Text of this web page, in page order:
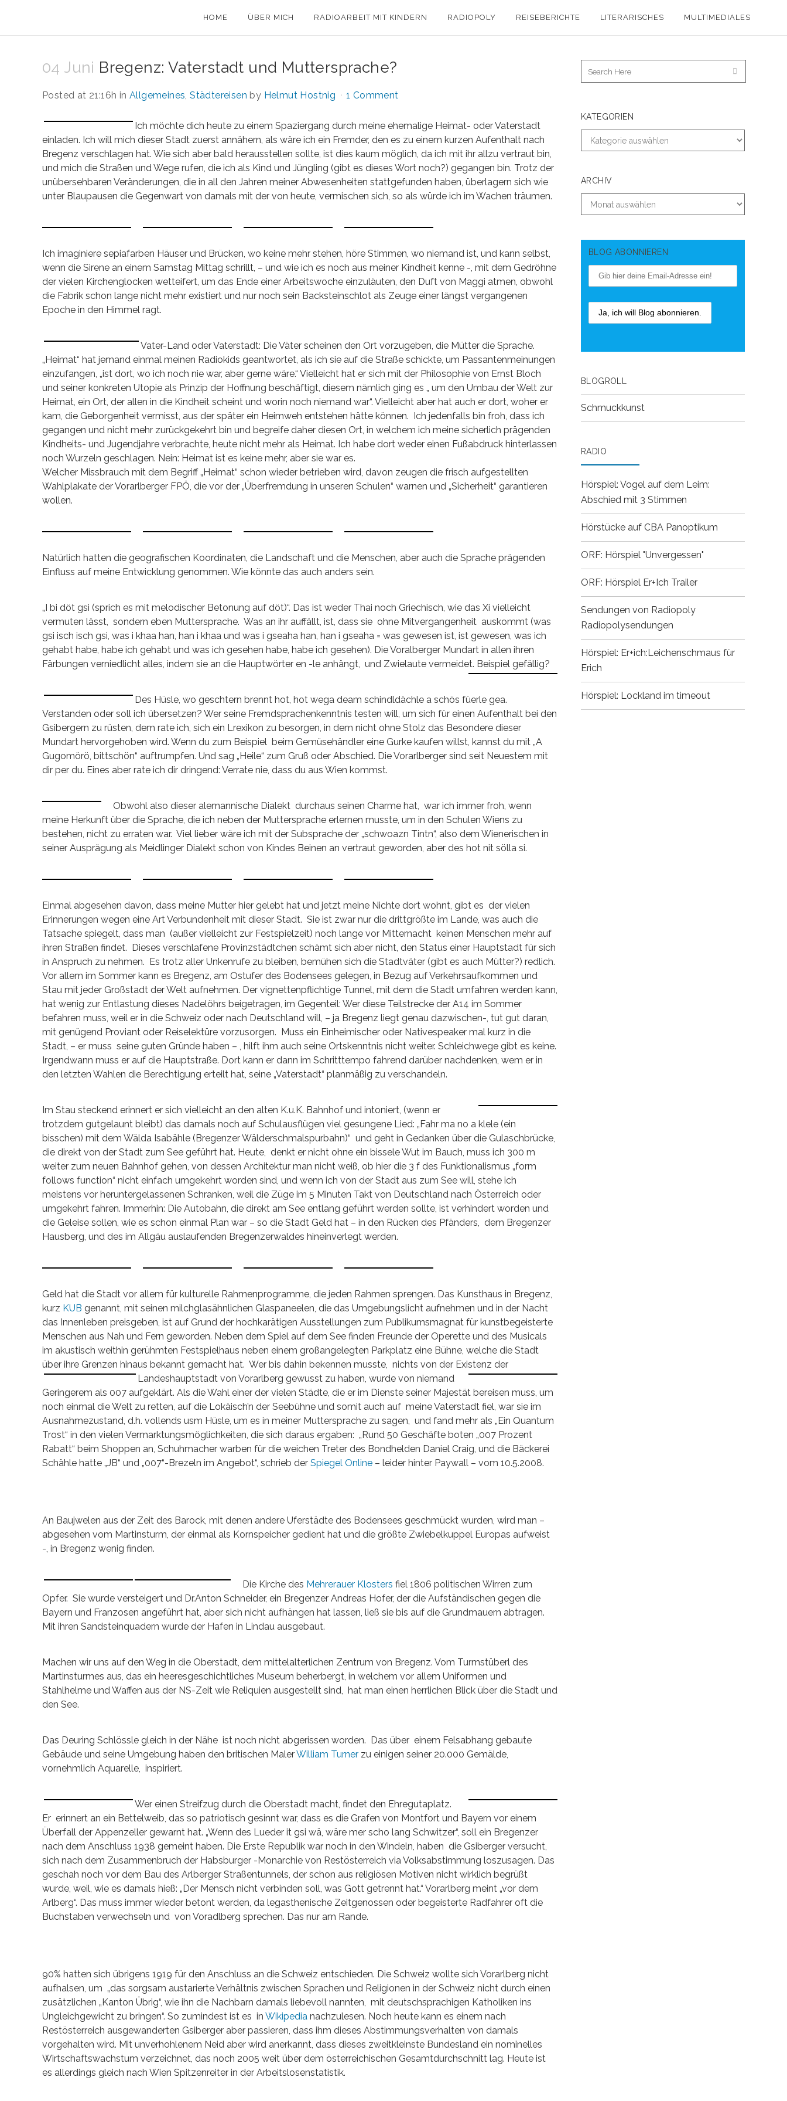
HOME ÜBER MICH RADIOARBEIT MIT KINDERN RADIOPOLY REISEBERICHTE LITERARISCHES MULTIMEDIALES
04 Juni Bregenz: Vaterstadt und Muttersprache?
Posted at 21:16h inAllgemeines,Städtereisen by Helmut Hostnig 1 Comment
Ich möchte dich heute zu einem Spaziergang durch meine ehemalige Heimat- oder Vaterstadt
einladen. Ich will mich dieser Stadt zuerst annähern, als wäre ich ein Fremder, den es zu einem kurzen Aufenthalt nach
Bregenz verschlagen hat. Wie sich aber bald herausstellen sollte, ist dies kaum möglich, da ich mit ihr allzu vertraut bin,
und mich die Straßen und Wege rufen, die ich als Kind und Jüngling (gibt es dieses Wort noch?) gegangen bin. Trotz der
unübersehbaren Veränderungen, die in all den Jahren meiner Abwesenheiten stattgefunden haben, überlagern sich wie
unter Blaupausen die Gegenwart von damals mit der von heute, vermischen sich, so als würde ich im Wachen träumen.
Ich imaginiere sepiafarben Häuser und Brücken, wo keine mehr stehen, höre Stimmen, wo niemand ist, und kann selbst,
wenn die Sirene an einem Samstag Mittag schrillt, – und wie ich es noch aus meiner Kindheit kenne -, mit dem Gedröhne
der vielen Kirchenglocken wetteifert, um das Ende einer Arbeitswoche einzuläuten, den Duft von Maggi atmen, obwohl
die Fabrik schon lange nicht mehr existiert und nur noch sein Backsteinschlot als Zeuge einer längst vergangenen
Epoche in den Himmel ragt.
Vater-Land oder Vaterstadt: Die Väter scheinen den Ort vorzugeben, die Mütter die Sprache.
„Heimat“ hat jemand einmal meinen Radiokids geantwortet, als ich sie auf die Straße schickte, um Passantenmeinungen
einzufangen, „ist dort, wo ich noch nie war, aber gerne wäre.“ Vielleicht hat er sich mit der Philosophie von Ernst Bloch
und seiner konkreten Utopie als Prinzip der Hoffnung beschäftigt, diesem nämlich ging es „ um den Umbau der Welt zur
Heimat, ein Ort, der allen in die Kindheit scheint und worin noch niemand war“. Vielleicht aber hat auch er dort, woher er
kam, die Geborgenheit vermisst, aus der später ein Heimweh entstehen hätte können. Ich jedenfalls bin froh, dass ich
gegangen und nicht mehr zurückgekehrt bin und begreife daher diesen Ort, in welchem ich meine sicherlich prägenden
Kindheits- und Jugendjahre verbrachte, heute nicht mehr als Heimat. Ich habe dort weder einen Fußabdruck hinterlassen
noch Wurzeln geschlagen. Nein: Heimat ist es keine mehr, aber sie war es.
Welcher Missbrauch mit dem Begriff „Heimat“ schon wieder betrieben wird, davon zeugen die frisch aufgestellten
Wahlplakate der Vorarlberger FPÖ, die vor der „Überfremdung in unseren Schulen“ warnen und „Sicherheit“ garantieren
wollen.
Natürlich hatten die geografischen Koordinaten, die Landschaft und die Menschen, aber auch die Sprache prägenden
Einfluss auf meine Entwicklung genommen. Wie könnte das auch anders sein.
„I bi döt gsi (sprich es mit melodischer Betonung auf döt)“. Das ist weder Thai noch Griechisch, wie das Xi vielleicht
vermuten lässt, sondern eben Muttersprache. Was an ihr auffällt, ist, dass sie ohne Mitvergangenheit auskommt (was
gsi isch isch gsi, was i khaa han, han i khaa und was i gseaha han, han i gseaha = was gewesen ist, ist gewesen, was ich
gehabt habe, habe ich gehabt und was ich gesehen habe, habe ich gesehen). Die Voralberger Mundart in allen ihren
Färbungen verniedlicht alles, indem sie an die Hauptwörter en -le anhängt, und Zwielaute vermeidet. Beispiel gefällig?
Des Hüsle, wo geschtern brennt hot, hot wega deam schindldächle a schös füerle gea.
Verstanden oder soll ich übersetzen? Wer seine Fremdsprachenkenntnis testen will, um sich für einen Aufenthalt bei den
Gsibergern zu rüsten, dem rate ich, sich ein Lrexikon zu besorgen, in dem nicht ohne Stolz das Besondere dieser
Mundart hervorgehoben wird. Wenn du zum Beispiel beim Gemüsehändler eine Gurke kaufen willst, kannst du mit „A
Gugomörö, bittschön“ auftrumpfen. Und sag „Heile“ zum Gruß oder Abschied. Die Vorarlberger sind seit Neuestem mit
dir per du. Eines aber rate ich dir dringend: Verrate nie, dass du aus Wien kommst.
Obwohl also dieser alemannische Dialekt durchaus seinen Charme hat, war ich immer froh, wenn
meine Herkunft über die Sprache, die ich neben der Muttersprache erlernen musste, um in den Schulen Wiens zu
bestehen, nicht zu erraten war. Viel lieber wäre ich mit der Subsprache der „schwoazn Tintn“, also dem Wienerischen in
seiner Ausprägung als Meidlinger Dialekt schon von Kindes Beinen an vertraut geworden, aber des hot nit sölla si.
Einmal abgesehen davon, dass meine Mutter hier gelebt hat und jetzt meine Nichte dort wohnt, gibt es der vielen
Erinnerungen wegen eine Art Verbundenheit mit dieser Stadt. Sie ist zwar nur die drittgrößte im Lande, was auch die
Tatsache spiegelt, dass man (außer vielleicht zur Festspielzeit) noch lange vor Mitternacht keinen Menschen mehr auf
ihren Straßen findet. Dieses verschlafene Provinzstädtchen schämt sich aber nicht, den Status einer Hauptstadt für sich
in Anspruch zu nehmen. Es trotz aller Unkenrufe zu bleiben, bemühen sich die Stadtväter (gibt es auch Mütter?) redlich.
Vor allem im Sommer kann es Bregenz, am Ostufer des Bodensees gelegen, in Bezug auf Verkehrsaufkommen und
Stau mit jeder Großstadt der Welt aufnehmen. Der vignettenpflichtige Tunnel, mit dem die Stadt umfahren werden kann,
hat wenig zur Entlastung dieses Nadelöhrs beigetragen, im Gegenteil: Wer diese Teilstrecke der A14 im Sommer
befahren muss, weil er in die Schweiz oder nach Deutschland will, – ja Bregenz liegt genau dazwischen-, tut gut daran,
mit genügend Proviant oder Reiselektüre vorzusorgen. Muss ein Einheimischer oder Nativespeaker mal kurz in die
Stadt, – er muss seine guten Gründe haben – , hilft ihm auch seine Ortskenntnis nicht weiter. Schleichwege gibt es keine.
Irgendwann muss er auf die Hauptstraße. Dort kann er dann im Schritttempo fahrend darüber nachdenken, wem er in
den letzten Wahlen die Berechtigung erteilt hat, seine „Vaterstadt“ planmäßig zu verschandeln.
Im Stau steckend erinnert er sich vielleicht an den alten K.u.K. Bahnhof und intoniert, (wenn er
trotzdem gutgelaunt bleibt) das damals noch auf Schulausflügen viel gesungene Lied: „Fahr ma no a klele (ein
bisschen) mit dem Wälda Isabähle (Bregenzer Wälderschmalspurbahn)“ und geht in Gedanken über die Gulaschbrücke,
die direkt von der Stadt zum See geführt hat. Heute, denkt er nicht ohne ein bissele Wut im Bauch, muss ich 300 m
weiter zum neuen Bahnhof gehen, von dessen Architektur man nicht weiß, ob hier die 3 f des Funktionalismus „form
follows function“ nicht einfach umgekehrt worden sind, und wenn ich von der Stadt aus zum See will, stehe ich
meistens vor heruntergelassenen Schranken, weil die Züge im 5 Minuten Takt von Deutschland nach Österreich oder
umgekehrt fahren. Immerhin: Die Autobahn, die direkt am See entlang geführt werden sollte, ist verhindert worden und
die Geleise sollen, wie es schon einmal Plan war – so die Stadt Geld hat – in den Rücken des Pfänders, dem Bregenzer
Hausberg, und des im Allgäu auslaufenden Bregenzerwaldes hineinverlegt werden.
Geld hat die Stadt vor allem für kulturelle Rahmenprogramme, die jeden Rahmen sprengen. Das Kunsthaus in Bregenz,
kurz KUB genannt, mit seinen milchglasähnlichen Glaspaneelen, die das Umgebungslicht aufnehmen und in der Nacht
das Innenleben preisgeben, ist auf Grund der hochkarätigen Ausstellungen zum Publikumsmagnat für kunstbegeisterte
Menschen aus Nah und Fern geworden. Neben dem Spiel auf dem See finden Freunde der Operette und des Musicals
im akustisch weithin gerühmten Festspielhaus neben einem großangelegten Parkplatz eine Bühne, welche die Stadt
über ihre Grenzen hinaus bekannt gemacht hat. Wer bis dahin bekennen musste, nichts von der Existenz der
Landeshauptstadt von Vorarlberg gewusst zu haben, wurde von niemand
Geringerem als 007 aufgeklärt. Als die Wahl einer der vielen Städte, die er im Dienste seiner Majestät bereisen muss, um
noch einmal die Welt zu retten, auf die Lokäisch’n der Seebühne und somit auch auf meine Vaterstadt fiel, war sie im
Ausnahmezustand, d.h. vollends usm Hüsle, um es in meiner Muttersprache zu sagen, und fand mehr als „Ein Quantum
Trost“ in den vielen Vermarktungsmöglichkeiten, die sich daraus ergaben: „Rund 50 Geschäfte boten „007 Prozent
Rabatt“ beim Shoppen an, Schuhmacher warben für die weichen Treter des Bondhelden Daniel Craig, und die Bäckerei
Schähle hatte „JB“ und „007“-Brezeln im Angebot“, schrieb der Spiegel Online – leider hinter Paywall – vom 10.5.2008.
An Baujwelen aus der Zeit des Barock, mit denen andere Uferstädte des Bodensees geschmückt wurden, wird man –
abgesehen vom Martinsturm, der einmal als Kornspeicher gedient hat und die größte Zwiebelkuppel Europas aufweist
-, in Bregenz wenig finden.
Die Kirche des Mehrerauer Klosters fiel 1806 politischen Wirren zum
Opfer. Sie wurde versteigert und Dr.Anton Schneider, ein Bregenzer Andreas Hofer, der die Aufständischen gegen die
Bayern und Franzosen angeführt hat, aber sich nicht aufhängen hat lassen, ließ sie bis auf die Grundmauern abtragen.
Mit ihren Sandsteinquadern wurde der Hafen in Lindau ausgebaut.
Machen wir uns auf den Weg in die Oberstadt, dem mittelalterlichen Zentrum von Bregenz. Vom Turmstüberl des
Martinsturmes aus, das ein heeresgeschichtliches Museum beherbergt, in welchem vor allem Uniformen und
Stahlhelme und Waffen aus der NS-Zeit wie Reliquien ausgestellt sind, hat man einen herrlichen Blick über die Stadt und
den See.
Das Deuring Schlössle gleich in der Nähe ist noch nicht abgerissen worden. Das über einem Felsabhang gebaute
Gebäude und seine Umgebung haben den britischen MalerWilliam Turner zu einigen seiner 20.000 Gemälde,
vornehmlich Aquarelle, inspiriert.
Wer einen Streifzug durch die Oberstadt macht, findet den Ehregutaplatz.
Er erinnert an ein Bettelweib, das so patriotisch gesinnt war, dass es die Grafen von Montfort und Bayern vor einem
Überfall der Appenzeller gewarnt hat. „Wenn des Lueder it gsi wä, wäre mer scho lang Schwitzer“, soll ein Bregenzer
nach dem Anschluss 1938 gemeint haben. Die Erste Republik war noch in den Windeln, haben die Gsiberger versucht,
sich nach dem Zusammenbruch der Habsburger -Monarchie von Restösterreich via Volksabstimmung loszusagen. Das
geschah noch vor dem Bau des Arlberger Straßentunnels, der schon aus religiösen Motiven nicht wirklich begrüßt
wurde, weil, wie es damals hieß: „Der Mensch nicht verbinden soll, was Gott getrennt hat.“ Vorarlberg meint „vor dem
Arlberg“. Das muss immer wieder betont werden, da legasthenische Zeitgenossen oder begeisterte Radfahrer oft die
Buchstaben verwechseln und von Voradlberg sprechen. Das nur am Rande.
90% hatten sich übrigens 1919 für den Anschluss an die Schweiz entschieden. Die Schweiz wollte sich Vorarlberg nicht
aufhalsen, um „das sorgsam austarierte Verhältnis zwischen Sprachen und Religionen in der Schweiz nicht durch einen
zusätzlichen „Kanton Übrig“, wie ihn die Nachbarn damals liebevoll nannten, mit deutschsprachigen Katholiken ins
Ungleichgewicht zu bringen“. So zumindest ist es in Wikipedia nachzulesen. Noch heute kann es einem nach
Restösterreich ausgewanderten Gsiberger aber passieren, dass ihm dieses Abstimmungsverhalten von damals
vorgehalten wird. Mit unverhohlenem Neid aber wird anerkannt, dass dieses zweitkleinste Bundesland ein nominelles
Wirtschaftswachstum verzeichnet, das noch 2005 weit über dem österreichischen Gesamtdurchschnitt lag. Heute ist
es allerdings gleich nach Wien Spitzenreiter in der Arbeitslosenstatistik.
KATEGORIEN
ARCHIV
BLOG ABONNIEREN
BLOGROLL
Schmuckkunst
RADIO
Hörspiel: Vogel auf dem Leim:
Abschied mit 3 Stimmen
Hörstücke auf CBA Panoptikum
ORF: Hörspiel "Unvergessen"
ORF: Hörspiel Er+Ich Trailer
Sendungen von Radiopoly
Radiopolysendungen
Hörspiel: Er+ich:Leichenschmaus für
Erich
Hörspiel: Lockland im timeout